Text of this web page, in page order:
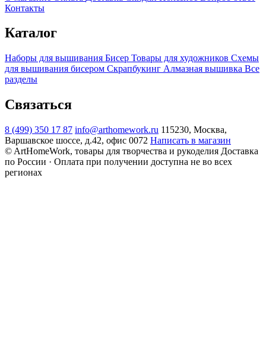
Контакты
Каталог
Наборы для вышивания Бисер Товары для художников Схемы
для вышивания бисером Скрапбукинг Алмазная вышивка Все
разделы
Связаться
8 (499) 350 17 87 info@arthomework.ru 115230, Москва,
Варшавское шоссе, д.42, офис 0072 Написать в магазин
© ArtHomeWork, товары для творчества и рукоделия Доставка
по России · Оплата при получении доступна не во всех
регионах